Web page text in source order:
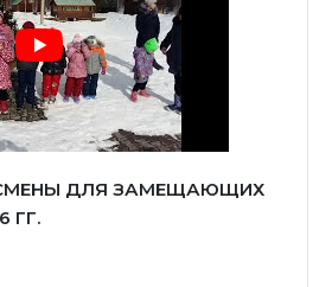
ДЛЯ ЗАМЕЩАЮЩИХ
ГГ.